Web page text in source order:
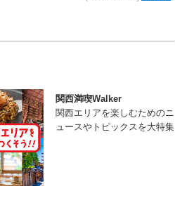
関西満喫Walker
関西エリアを楽しむためのニ
ュースやトピックスを大特集